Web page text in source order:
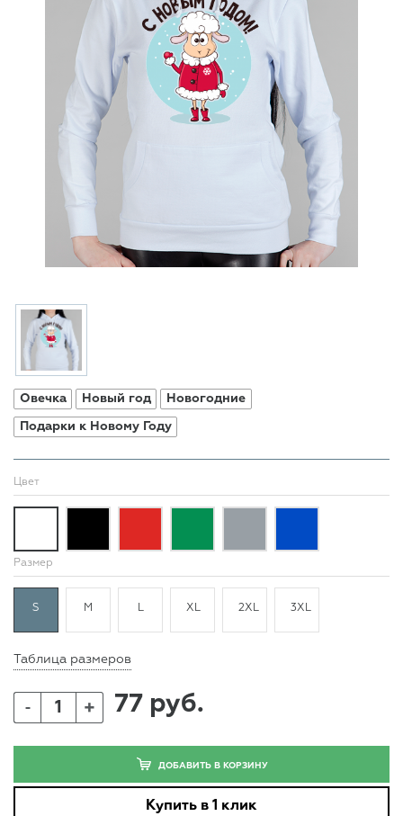
Овечка Новый год Новогодние
Подарки к Новому Году
Цвет
Размер
S M L XL 2XL 3XL
Таблица размеров
- + 77 руб.
ДОБАВИТЬ В КОРЗИНУ
Купить в 1 клик